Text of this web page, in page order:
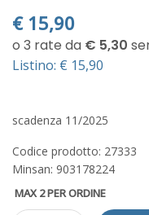
€ 15,90
Listino: € 15,90
scadenza 11/2025
Codice prodotto: 27333
Minsan: 903178224
MAX 2 PER ORDINE